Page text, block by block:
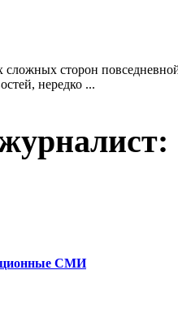
сложных сторон
нередко ...
СМИ